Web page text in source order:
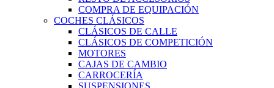
COMPRA DE EQUIPACIÓN
COCHES CLÁSICOS
CLÁSICOS DE CALLE
CLÁSICOS DE COMPETICIÓN
MOTORES
CAJAS DE CAMBIO
CARROCERÍA
SUSPENSIONES